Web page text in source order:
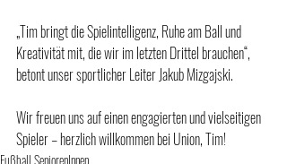
„Tim bringt die Spielintelligenz, Ruhe am Ball und
Kreativität mit, die wir im letzten Drittel brauchen“,
betont unser sportlicher Leiter Jakub Mizgajski.
Wir freuen uns auf einen engagierten und vielseitigen
Spieler – herzlich willkommen bei Union, Tim!
Fußball SeniorenInnen